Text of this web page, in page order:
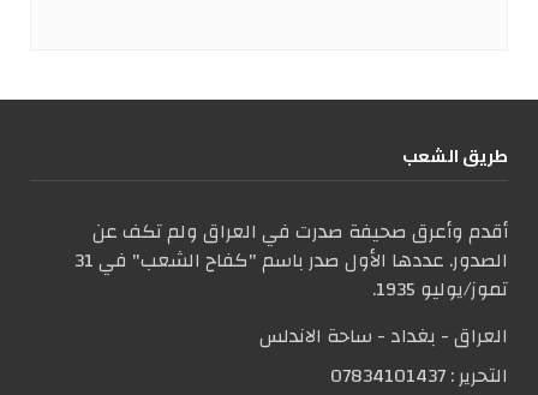
طریق الشعب
أقدم وأعرق صحيفة صدرت في العراق ولم تكف عن
الصدور. عددها الأول صدر باسم "كفاح الشعب" في 31
تموز/يوليو 1935.
العراق - بغداد - ساحة الاندلس
التحریر :07834101437